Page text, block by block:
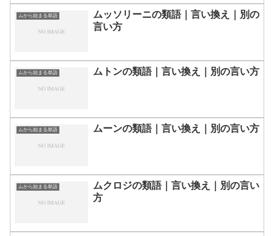
ムから始まる単語
ムッソリーニの類語｜言い換え｜別の
言い方
ムから始まる単語 ムトンの類語｜言い換え｜別の言い方
ムから始まる単語 ムーンの類語｜言い換え｜別の言い方
ムから始まる単語
ムクロジの類語｜言い換え｜別の言い
方